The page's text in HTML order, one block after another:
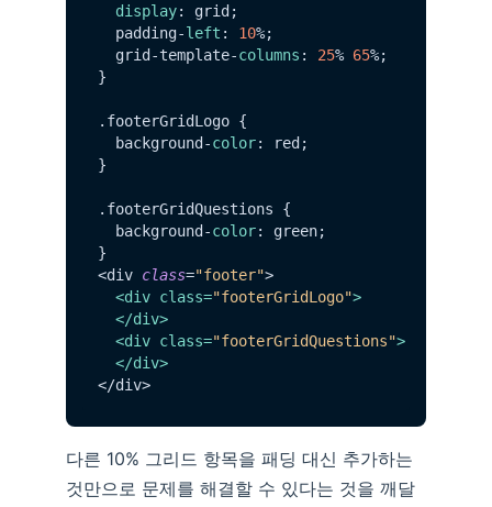
display: grid;
  padding-
left : 10%;
  grid-template-
columns : 25% 65%;
}
. footerGridLogo {
  background-
color: red;
}
. footerGridQuestions {
  background-
color: green;
}
<div class="footer">
<div class="footerGridLogo">
</div>
<div class="footerGridQuestions">
</div>
</div>
다른 10% 그리드 항목을 패딩 대신 추가하는
것만으로 문제를 해결할 수 있다는 것을 깨달